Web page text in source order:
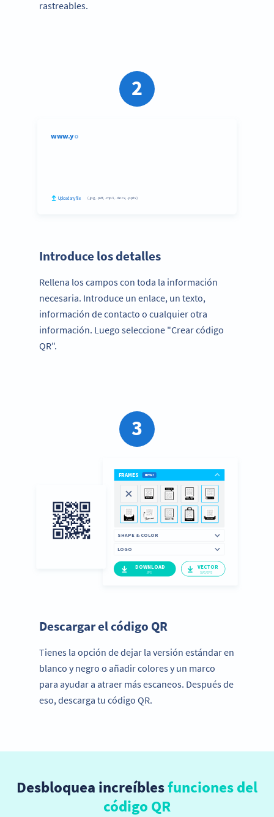
rastreables.
2
Paso 2:
Introduce los detalles
Rellena los campos con toda la información
necesaria. Introduce un enlace, un texto,
información de contacto o cualquier otra
información. Luego seleccione "Crear código
QR".
3
Paso 3:
Descargar el código QR
Tienes la opción de dejar la versión estándar en
blanco y negro o añadir colores y un marco
para ayudar a atraer más escaneos. Después de
eso, descarga tu código QR.
Desbloquea increíblesfunciones del
código QR